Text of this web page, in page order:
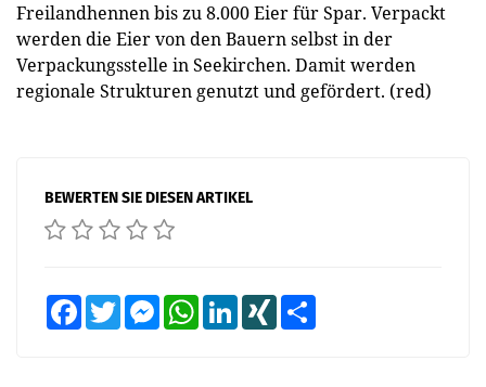
Freilandhennen bis zu 8.000 Eier für Spar. Verpackt
werden die Eier von den Bauern selbst in der
Verpackungsstelle in Seekirchen. Damit werden
regionale Strukturen genutzt und gefördert. (red)
BEWERTEN SIE DIESEN ARTIKEL
FacebookTwitter MessengerWhatsAppLinkedInXING